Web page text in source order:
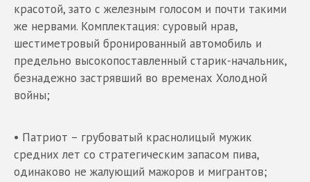
красотой, зато с железным голосом и почти такими
же нервами. Комплектация: суровый нрав,
шестиметровый бронированный автомобиль и
предельно высокопоставленный старик-начальник,
безнадежно застрявший во временах Холодной
войны;
• Патриот – грубоватый краснолицый мужик
средних лет со стратегическим запасом пива,
одинаково не жалующий мажоров и мигрантов;